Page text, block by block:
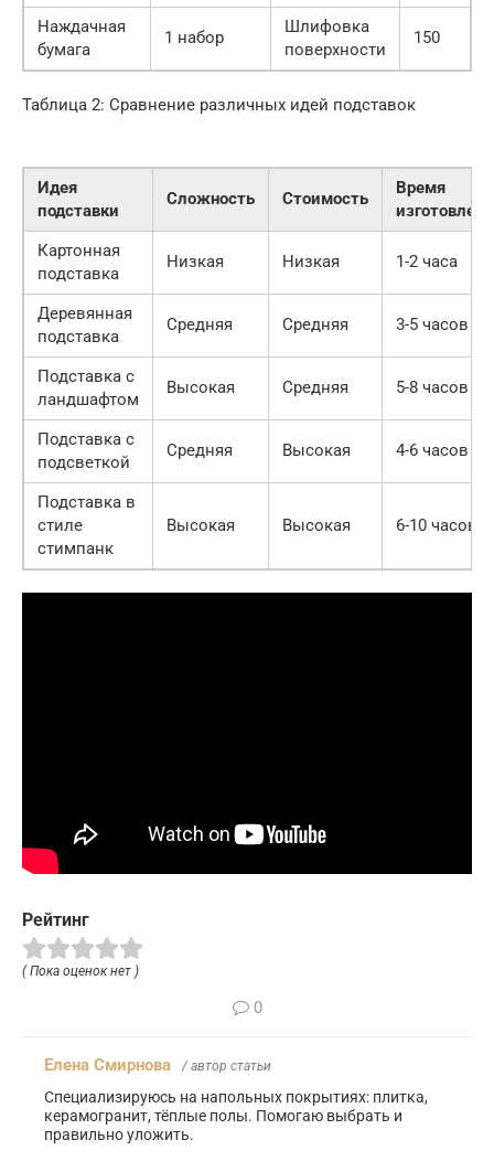
Наждачная
бумага
1 набор
Шлифовка
поверхности
150
Таблица 2: Сравнение различных идей подставок
Идея
подставки
Сложность Стоимость
Время
Картонная
подставка
Низкая Низкая 1-2 часа
Деревянная
подставка
Средняя Средняя 3-5 часов
Подставка с
ландшафтом
Высокая Средняя 5-8 часов
Подставка с
подсветкой
Средняя Высокая 4-6 часов
Подставка в
стиле
стимпанк
Высокая Высокая 6-10 часов
Рейтинг
( Пока оценок нет )
0
Елена Смирнова / автор статьи
Специализируюсь на напольных покрытиях: плитка,
керамогранит, тёплые полы. Помогаю выбрать и
правильно уложить.